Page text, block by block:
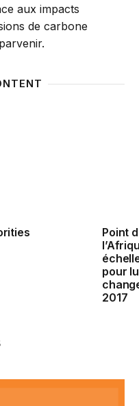
aux impacts
de carbone
Point
pour
2017